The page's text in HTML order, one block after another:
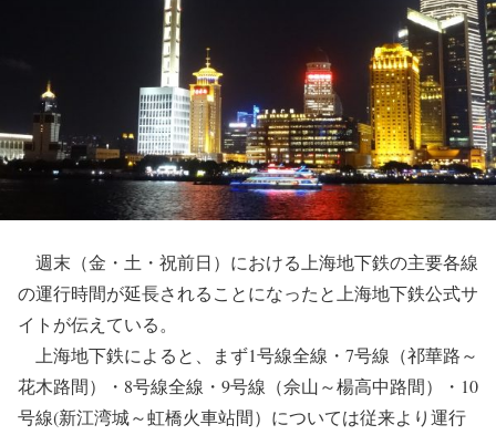
週末（金・土・祝前日）における上海地下鉄の主要各線
の運行時間が延長されることになったと上海地下鉄公式サ
イトが伝えている。
上海地下鉄によると、まず1号線全線・7号線（祁華路～
花木路間）・8号線全線・9号線（佘山～楊高中路間）・10
号線(新江湾城～虹橋火車站間）については従来より運行